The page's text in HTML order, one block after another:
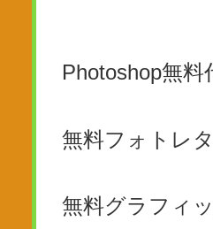
Photoshop無料
無料フォトレ
無料グラフィ